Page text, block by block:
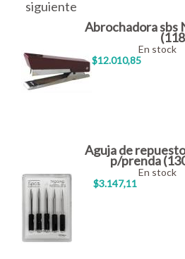
siguiente
Abrochadora sbs
$12.010,85
En stock
Aguja de
p/prenda
$3.147,11
En stock